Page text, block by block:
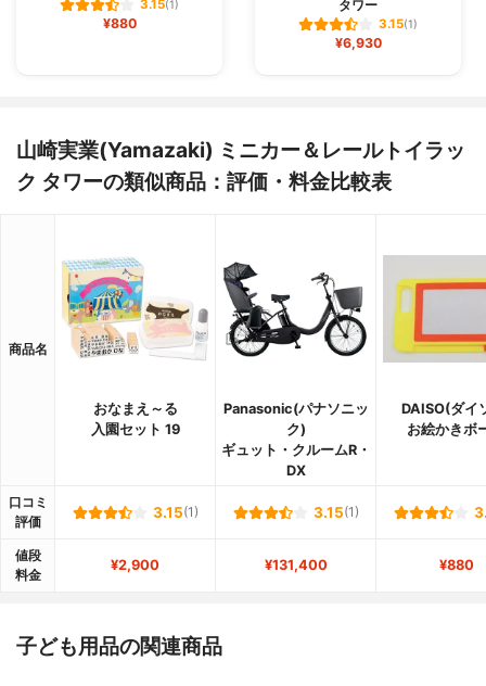
3.15(1)
¥880
タワー
3.15(1)
¥6,930
山崎実業(Yamazaki) ミニカー＆レールトイラッ
ク タワーの類似商品：評価・料金比較表
商品名
おなまえ～る
入園セット 19
Panasonic(パナソニッ
ク)
ギュット・クルームR・
DX
DAISO(ダイ
お絵かきボ
口コミ
評価
3.15(1) 3.15(1)
値段
料金
¥2,900 ¥131,400 ¥880
子ども用品の関連商品